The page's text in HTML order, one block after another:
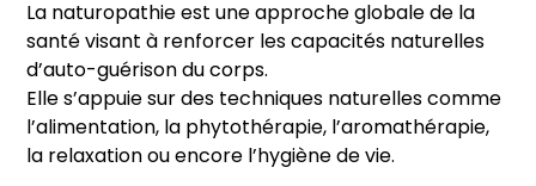
La naturopathie est une approche globale de la
santé visant à renforcer les capacités naturelles
d’auto-guérison du corps.
Elle s’appuie sur des techniques naturelles comme
l’alimentation, la phytothérapie, l’aromathérapie,
la relaxation ou encore l’hygiène de vie.